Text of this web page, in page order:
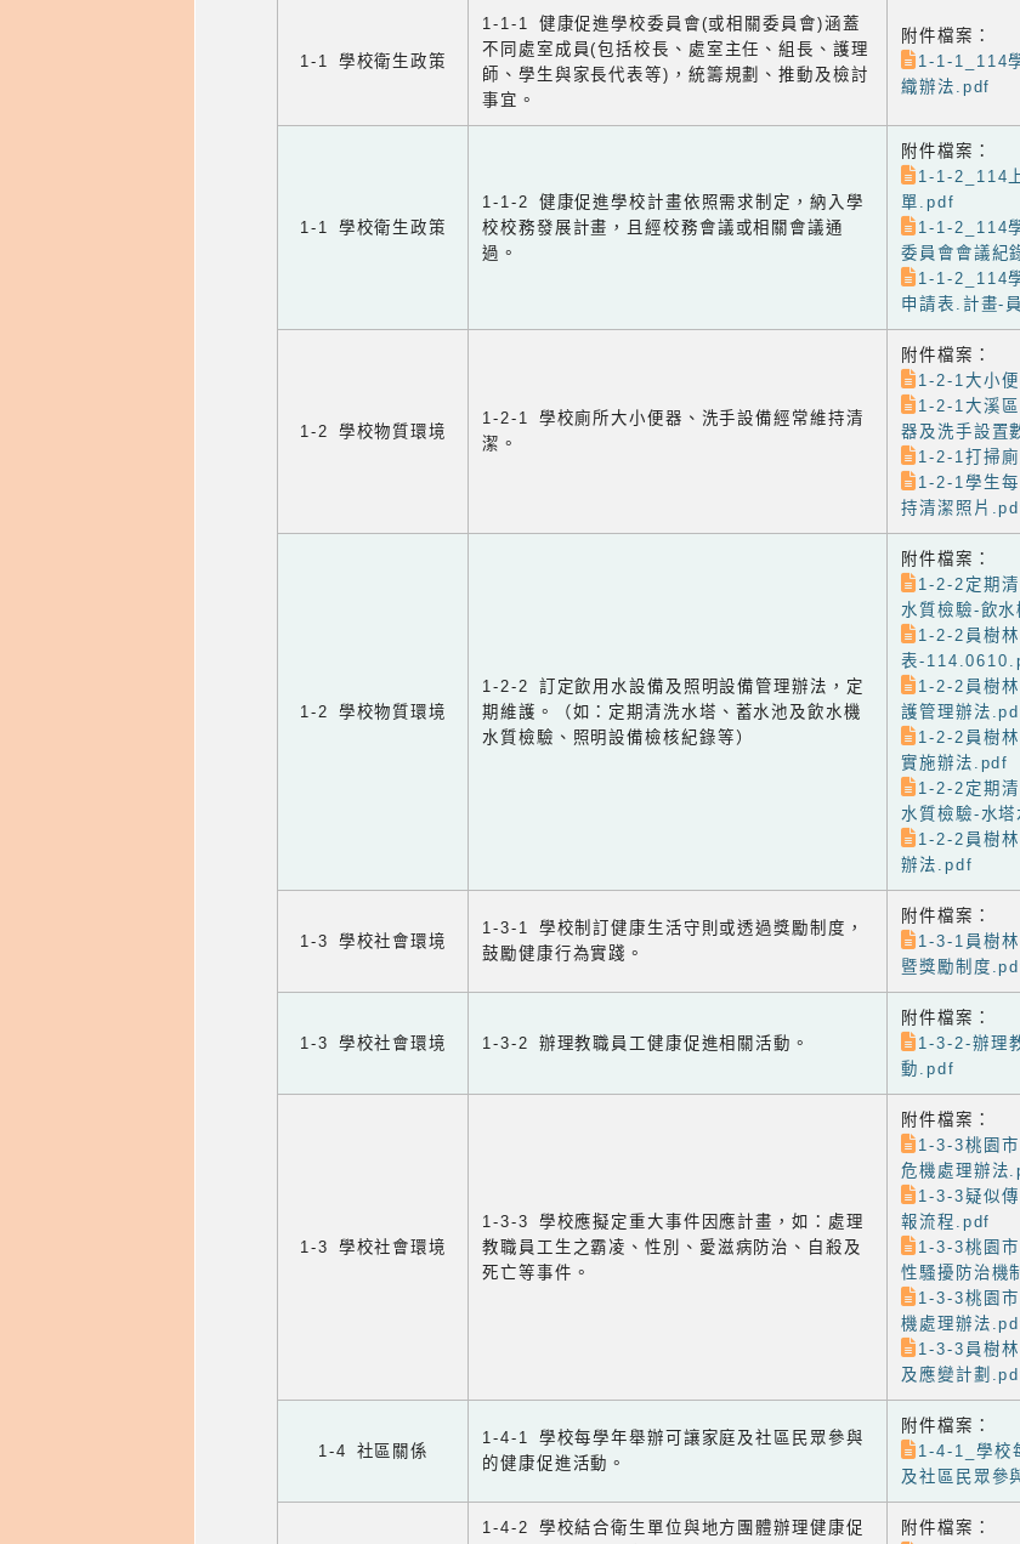
1-1 學校衛生政策
1-1-1 健康促進學校委員會(或相關委員會)涵蓋
不同處室成員(包括校長、處室主任、組長、護理
師、學生與家長代表等)，統籌規劃、推動及檢討
事宜。
附件檔案：
1-1-1_114
織辦法.pdf
1-1 學校衛生政策
1-1-2 健康促進學校計畫依照需求制定，納入學
校校務發展計畫，且經校務會議或相關會議通
過。
附件檔案：
1-1-2_114
單.pdf
1-1-2_114
委員會會議
1-1-2_114
申請表.計畫-
1-2 學校物質環境
1-2-1 學校廁所大小便器、洗手設備經常維持清
潔。
附件檔案：
1-2-1大小
1-2-1大溪
器及洗手設置
1-2-1打掃
1-2-1學生
持清潔照片
1-2 學校物質環境
1-2-2 訂定飲用水設備及照明設備管理辦法，定
期維護。（如：定期清洗水塔、蓄水池及飲水機
水質檢驗、照明設備檢核紀錄等）
附件檔案：
1-2-2定期
水質檢驗-飲
1-2-2員樹
表-
1-2-2員樹
護管理辦法
1-2-2員樹
實施辦法.pdf
1-2-2定期
水質檢驗-水
1-2-2員樹
辦法.pdf
1-3 學校社會環境
1-3-1 學校制訂健康生活守則或透過獎勵制度，
鼓勵健康行為實踐。
附件檔案：
1-3-1員樹林
暨獎勵制度
1-3 學校社會環境 1-3-2 辦理教職員工健康促進相關活動。
附件檔案：
1-3-2-辦理
動.pdf
1-3 學校社會環境
1-3-3 學校應擬定重大事件因應計畫，如：處理
教職員工生之霸凌、性別、愛滋病防治、自殺及
死亡等事件。
附件檔案：
1-3-3桃園
危機處理辦法
1-3-3疑似
報流程.pdf
1-3-3桃園
性騷擾防治機
1-3-3桃園
機處理辦法
1-3-3員樹
及應變計劃
1-4 社區關係
1-4-1 學校每學年舉辦可讓家庭及社區民眾參與
的健康促進活動。
附件檔案：
1-4-1_學校
及社區民眾參
1-4-2 學校結合衛生單位與地方團體辦理健康促 附件檔案：